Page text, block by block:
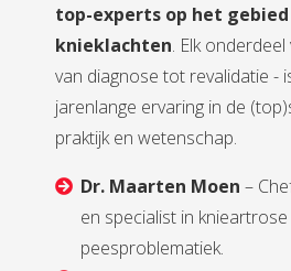
top-experts op het gebied
knieklachten. Elk
van diagnose tot revalidatie -
jarenlange ervaring in de
praktijk en wetenschap.
Dr. Maarten Moen –
en specialist in knieartrose
peesproblematiek.